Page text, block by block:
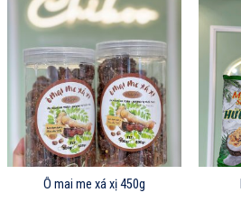
Ô mai me xá xị 450g